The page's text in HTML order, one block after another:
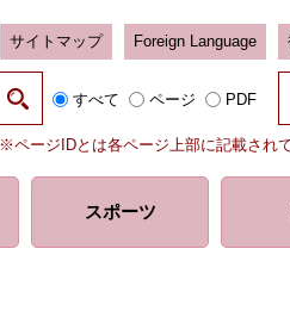
サイトマップ Foreign Language
すべて ページ PDF
※ページIDとは各ページ上部に記載され
スポーツ